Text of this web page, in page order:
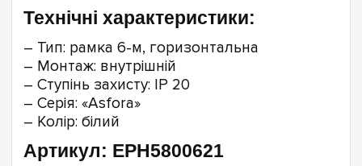
Технічні характеристики:
– Тип: рамка 6-м, горизонтальна
– Монтаж: внутрішній
– Ступінь захисту: IP 20
– Серія: «Asfora»
– Колір: білий
Артикул: EPH5800621